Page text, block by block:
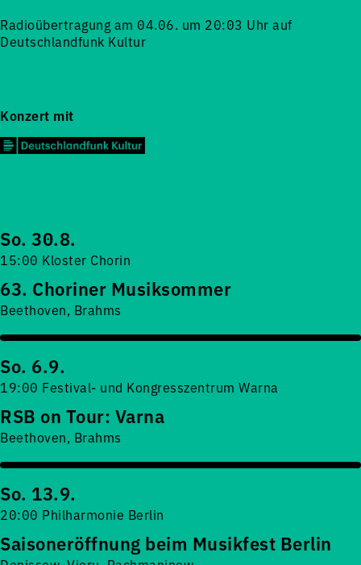
Radioübertragung am 04.06. um 20:03 Uhr auf
Deutschlandfunk Kultur
Konzert mit
So. 30.8.
15:00 Kloster Chorin
63. Choriner Musiksommer
Beethoven, Brahms
So. 6.9.
19:00 Festival- und Kongresszentrum Warna
RSB on Tour: Varna
Beethoven, Brahms
So. 13.9.
20:00 Philharmonie Berlin
Saisoneröffnung beim Musikfest Berlin